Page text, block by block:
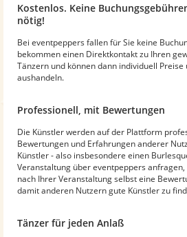
Kostenlos. Keine
nötig!
Bei eventpeppers fallen für Sie keine
bekommen einen Direktkontakt zu Ihren
Tänzern und können dann individuell
aushandeln.
Professionell, mit Bewertungen
Die Künstler werden auf der Plattform
Bewertungen und Erfahrungen anderer
Künstler - also insbesondere einen
Veranstaltung über eventpeppers
nach Ihrer Veranstaltung selbst eine
damit anderen Nutzern gute Künstler zu
Tänzer für jeden Anlaß